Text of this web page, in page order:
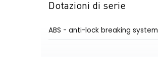
Dotazioni di serie
ABS - anti-lock breaking system